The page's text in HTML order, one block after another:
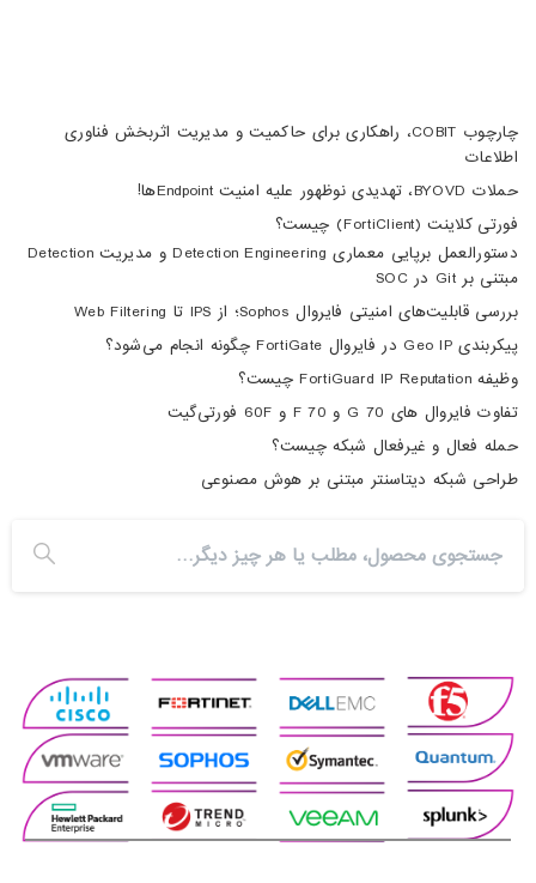
چارچوب COBIT، راهکاری برای حاکمیت و مدیریت اثربخش فناوری
اطلاعات
حملات BYOVD، تهدیدی نوظهور علیه امنیت Endpointها!
فورتی کلاینت (FortiClient) چیست؟
دستورالعمل برپایی معماری Detection Engineering و مدیریت Detection
مبتنی بر Git در SOC
بررسی قابلیت‌های امنیتی فایروال Sophos؛ از IPS تا Web Filtering
پیکربندی Geo IP در فایروال FortiGate چگونه انجام می‌شود؟
وظیفه FortiGuard IP Reputation چیست؟
تفاوت فایروال های 70 G و 70 F و 60F فورتی‌گیت
حمله فعال و غیرفعال شبکه چیست؟
طراحی شبکه دیتاسنتر مبتنی بر هوش مصنوعی